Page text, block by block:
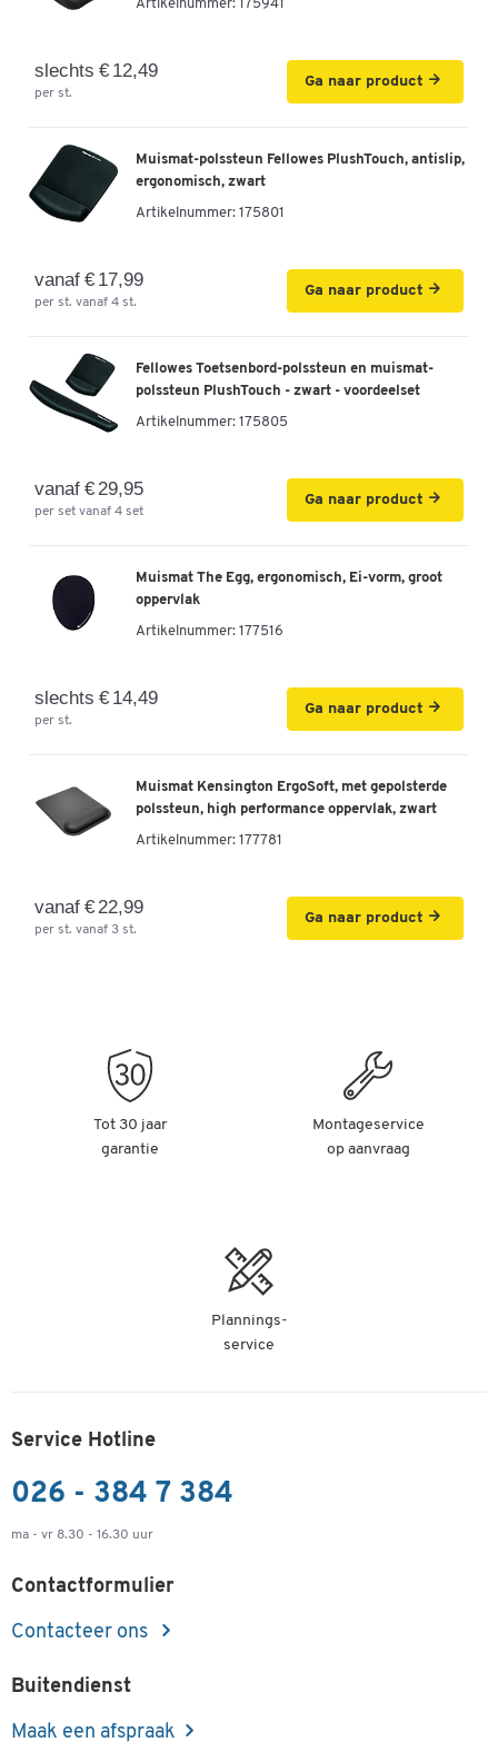
Artikelnummer: 175941
slechts € 12,49
per st.
Ga naar product
Muismat-polssteun Fellowes PlushTouch, antislip,
ergonomisch, zwart
Artikelnummer: 175801
vanaf € 17,99
per st. vanaf 4 st.
Ga naar product
Fellowes Toetsenbord-polssteun en muismat-
polssteun PlushTouch - zwart - voordeelset
Artikelnummer: 175805
vanaf € 29,95
per set vanaf 4 set
Ga naar product
Muismat The Egg, ergonomisch, Ei-vorm, groot
oppervlak
Artikelnummer: 177516
slechts € 14,49
per st.
Ga naar product
Muismat Kensington ErgoSoft, met gepolsterde
polssteun, high performance oppervlak, zwart
Artikelnummer: 177781
vanaf € 22,99
per st. vanaf 3 st.
Ga naar product
Tot 30 jaar
garantie
Montageservice
op aanvraag
Plannings-
service
Service Hotline
026 - 384 7 384
ma - vr 8.30 - 16.30 uur
Contactformulier
Contacteer ons
Buitendienst
Maak een afspraak